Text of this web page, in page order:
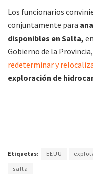
Los funcionarios
conjuntamente para
disponibles en Salta,
Gobierno de la
redeterminar y
exploración de
Etiquetas: EEUU
salta